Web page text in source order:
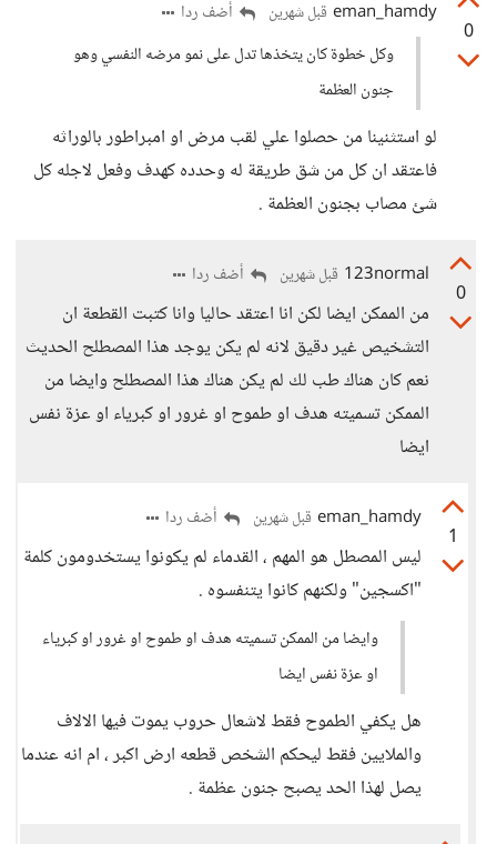
0
eman_hamdy قبل شهرين
أضف ردا
وكل خطوة كان يتخذها تدل على نمو مرضه النفسي وهو
جنون العظمة
لو استثنينا من حصلوا علي لقب مرض او امبراطور بالوراثه
فاعتقد ان كل من شق طريقة له وحدده كهدف وفعل لاجله كل
شئ مصاب بجنون العظمة .
0
123normal قبل شهرين أضف ردا
من الممكن ايضا لكن انا اعتقد حاليا وانا كتبت القطعة ان
التشخيص غير دقيق لانه لم يكن يوجد هذا المصطلح الحديث
نعم كان هناك طب لك لم يكن هناك هذا المصطلح وايضا من
الممكن تسميته هدف او طموح او غرور او كبرياء او عزة نفس
ايضا
1
eman_hamdy قبل شهرين أضف ردا
ليس المصطل هو المهم ، القدماء لم يكونوا يستخدومون كلمة
"اكسجين" ولكنهم كانوا يتنفسوه .
وايضا من الممكن تسميته هدف او طموح او غرور او كبرياء
او عزة نفس ايضا
هل يكفي الطموح فقط لاشعال حروب يموت فيها الالاف
والملايين فقط ليحكم الشخص قطعه ارض اكبر ، ام انه عندما
يصل لهذا الحد يصبح جنون عظمة .